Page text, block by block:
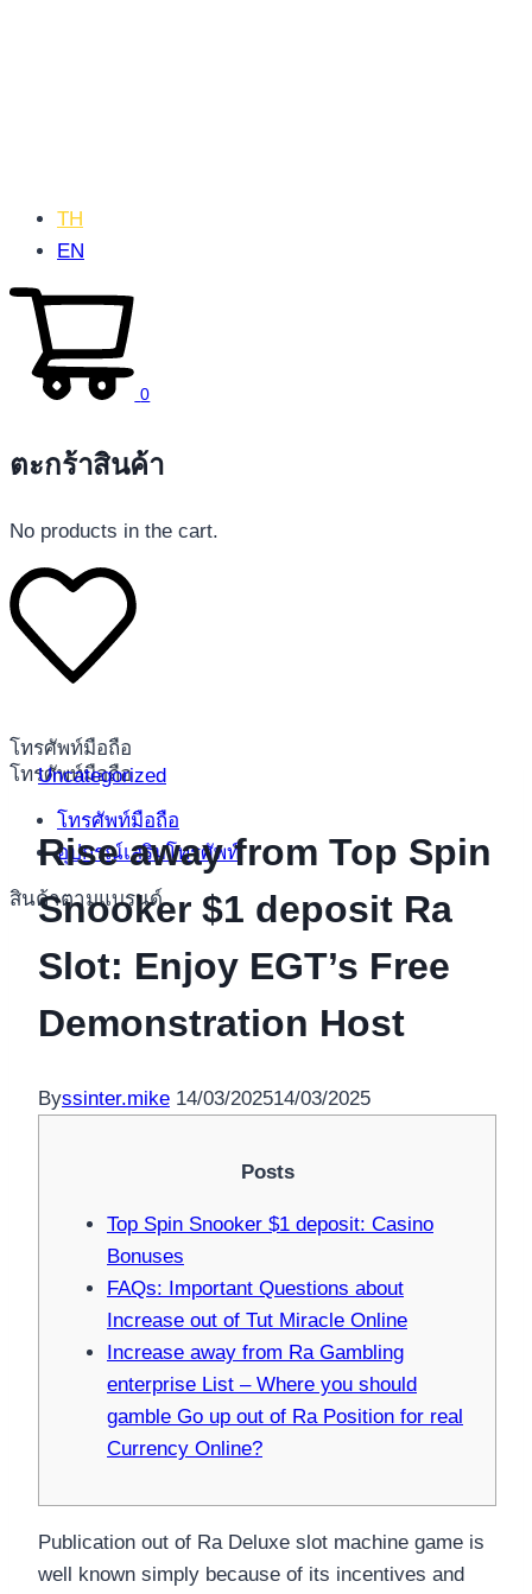
โทรศัพท์มือถือ
โทรศัพท์มือถือ
โทรศัพท์มือถือ
อุปกรณ์เสริมโทรศัพท์
สินค้าตามแบรนด์
TH
EN
0
ตะกร้าสินค้า
No products in the cart.
Uncategorized
Rise away from Top Spin
Snooker $1 deposit Ra
Slot: Enjoy EGT’s Free
Demonstration Host
Byssinter.mike 14/03/202514/03/2025
Posts
Top Spin Snooker $1 deposit: Casino
Bonuses
FAQs: Important Questions about
Increase out of Tut Miracle Online
Increase away from Ra Gambling
enterprise List – Where you should
gamble Go up out of Ra Position for real
Currency Online?
Publication out of Ra Deluxe slot machine game is
well known simply because of its incentives and